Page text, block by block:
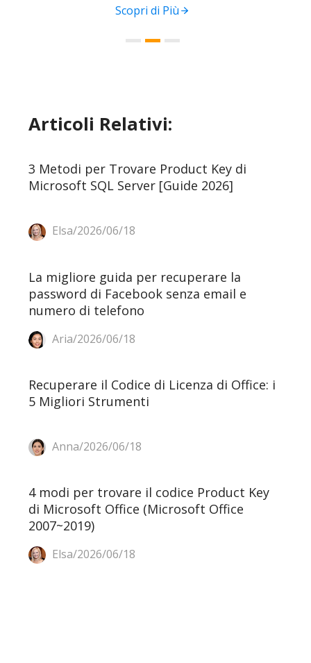
Scopri di Più
Articoli Relativi:
3 Metodi per Trovare Product Key di
Microsoft SQL Server [Guide 2026]
Elsa/2026/06/18
La migliore guida per recuperare la
password di Facebook senza email e
numero di telefono
Aria/2026/06/18
Recuperare il Codice di Licenza di Office: i
5 Migliori Strumenti
Anna/2026/06/18
4 modi per trovare il codice Product Key
di Microsoft Office (Microsoft Office
2007~2019)
Elsa/2026/06/18